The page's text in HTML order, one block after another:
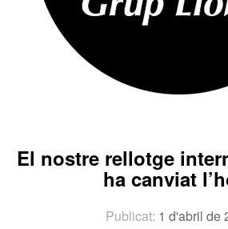
El nostre rellotge
ha canviat
Publicat: 1 d'abril de